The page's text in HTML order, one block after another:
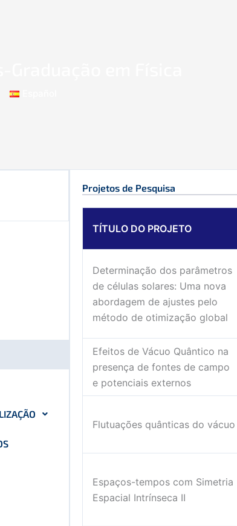
Projetos de Pesquisa
TÍTULO DO PROJETO
Determinação dos parâmetros
de células solares: Uma nova
abordagem de ajustes pelo
método de otimização global
Efeitos de Vácuo Quântico na
presença de fontes de campo
e potenciais externos
Flutuações quânticas do vácuo
Espaços-tempos com Simetria
Espacial Intrínseca II